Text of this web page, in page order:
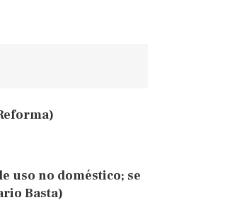
uso no doméstico; se
Basta)